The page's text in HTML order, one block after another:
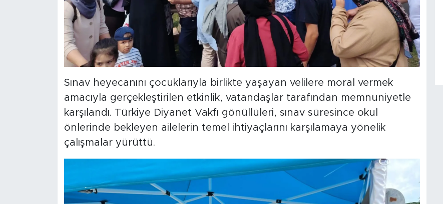
Sınav heyecanını çocuklarıyla birlikte yaşayan velilere moral vermek
amacıyla gerçekleştirilen etkinlik, vatandaşlar tarafından memnuniyetle
karşılandı. Türkiye Diyanet Vakfı gönüllüleri, sınav süresince okul
önlerinde bekleyen ailelerin temel ihtiyaçlarını karşılamaya yönelik
çalışmalar yürüttü.